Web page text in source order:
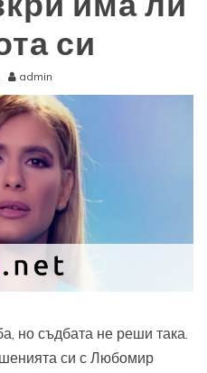
си
admin
но съдбата не реши така.
си с Любомир